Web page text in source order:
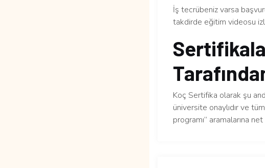
İş tecrübeniz varsa
takdirde eğitim videosu
Koç Sertifika olarak şu
üniversite onaylıdır ve
programı” aramalarına